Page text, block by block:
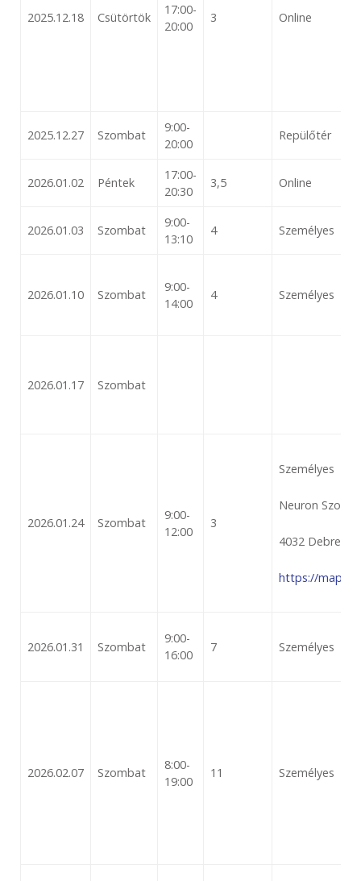
2025.12.18 Csütörtök
17:00-
20:00
3 Online
2025.12.27 Szombat
9:00-
20:00
Repülőtér
2026.01.02 Péntek
17:00-
20:30
3,5 Online
2026.01.03 Szombat
9:00-
13:10
4 Személyes
2026.01.10 Szombat
9:00-
14:00
4 Személyes
2026.01.17 Szombat
2026.01.24 Szombat
9:00-
12:00
3
Személyes
Neuron
4032
https://
2026.01.31 Szombat
9:00-
16:00
7 Személyes
2026.02.07 Szombat
8:00-
19:00
11 Személyes